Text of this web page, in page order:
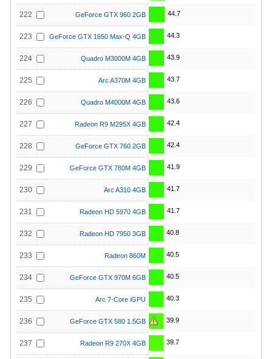
222 GeForce GTX 960 2GB 44.7
223 GeForce GTX 1650 Max-Q 4GB 44.3
224 Quadro M3000M 4GB 43.9
225 Arc A370M 4GB 43.7
226 Quadro M4000M 4GB 43.6
227 Radeon R9 M295X 4GB 42.4
228 GeForce GTX 760 2GB 42.4
229 GeForce GTX 780M 4GB 41.9
230 Arc A310 4GB 41.7
231 Radeon HD 5970 4GB 41.7
232 Radeon HD 7950 3GB 40.8
233 Radeon 860M 40.5
234 GeForce GTX 970M 6GB 40.5
235 Arc 7-Core iGPU 40.3
236 GeForce GTX 580 1.5GB 39.9
237 Radeon R9 270X 4GB 39.7